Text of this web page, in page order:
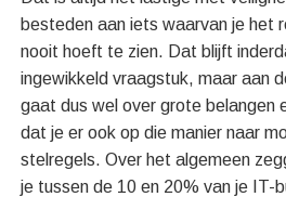
besteden aan iets waarvan je het
nooit hoeft te zien. Dat blijft
ingewikkeld vraagstuk, maar aan
gaat dus wel over grote belangen
dat je er ook op die manier naar
stelregels. Over het algemeen
je tussen de 10 en 20% van je IT-